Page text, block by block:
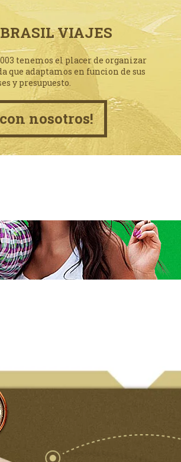
VIAJES
tenemos el placer de organizar
que adaptamos en funcion de sus
y presupuesto.
nosotros!